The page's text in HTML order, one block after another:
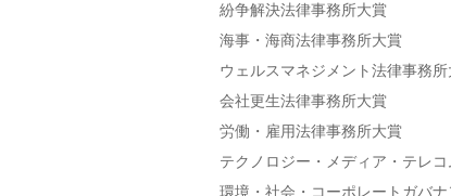
紛争解決法律事務所大賞
海事・海商法律事務所大賞
ウェルスマネジメント法律事務
会社更生法律事務所大賞
労働・雇用法律事務所大賞
テクノロジー・メディア・テレ
環境・社会・コーポレートガバ